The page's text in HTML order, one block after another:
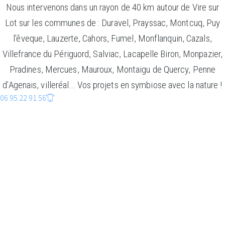
Nous intervenons dans un rayon de 40 km autour de Vire sur
Lot sur les communes de : Duravel, Prayssac, Montcuq, Puy
l’êveque, Lauzerte, Cahors, Fumel, Monflanquin, Cazals,
Villefrance du Périguord, Salviac, Lacapelle Biron, Monpazier,
Pradines, Mercues, Mauroux, Montaigu de Quercy, Penne
d’Agenais, villeréal… Vos projets en symbiose avec la nature !
06 95 22 91 56